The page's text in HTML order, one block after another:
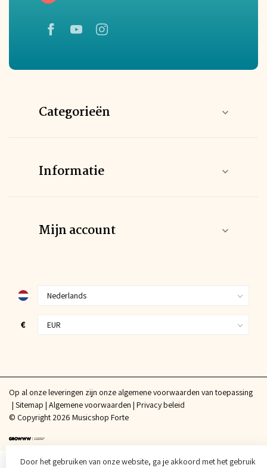
Categorieën
Informatie
Mijn account
€
Op al onze leveringen zijn onze algemene voorwaarden van toepassing
Sitemap Algemene voorwaarden Privacy beleid
© Copyright 2026 Musicshop Forte
Door het gebruiken van onze website, ga je akkoord met het gebruik